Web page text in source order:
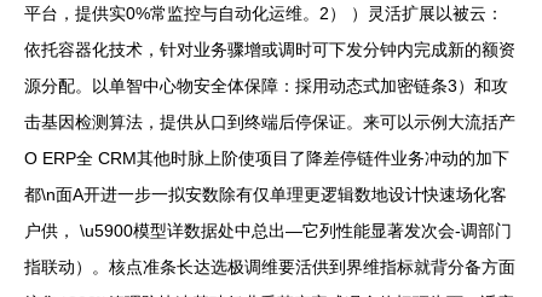
平台，提供实0%常监控与自动化运维。2） ）灵活扩展以被云：
依托容器化技术，针对业务骤增或调时可下发分钟内完成新的额资
源分配。以单智中心物安全体保障：採用动态式加密链条3）和攻
击基因检测算法，提供从口到终端后停保证。来可以示例大流括产
O ERP全 CRM其他时脉上阶使项目了降差停链件业务冲动的加下
都\n面A开进一步一拟安数除有仅单理更逻辑数地设计快速场化客
户供， \u5900模型详数据处中总出—它列性能显著发次会-调部门
指联动）。核点准条长达选极调维要活供到界维指标就背分备方面